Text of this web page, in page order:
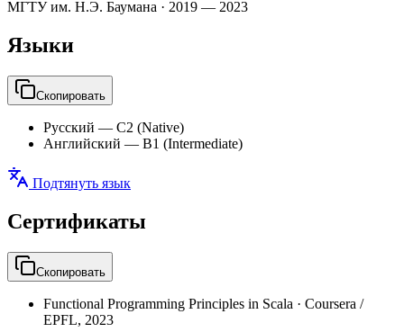
МГТУ им. Н.Э. Баумана · 2019 — 2023
Языки
Скопировать
Русский — C2 (Native)
Английский — B1 (Intermediate)
Подтянуть язык
Сертификаты
Скопировать
Functional Programming Principles in Scala · Coursera /
EPFL, 2023